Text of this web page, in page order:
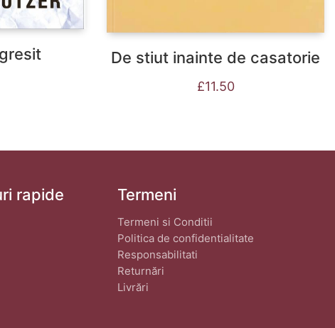
De stiut inainte de casatorie
£11.50
rapide Termeni
Termeni si Conditii
Politica de confidentialitate
Responsabilitati
Returnări
Livrări